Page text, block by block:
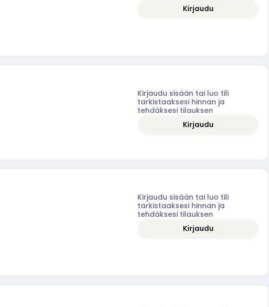
Kirjaudu
Kirjaudu sisään tai luo tili
tarkistaaksesi hinnan ja
tehdäksesi tilauksen
Kirjaudu
Kirjaudu sisään tai luo tili
tarkistaaksesi hinnan ja
tehdäksesi tilauksen
Kirjaudu